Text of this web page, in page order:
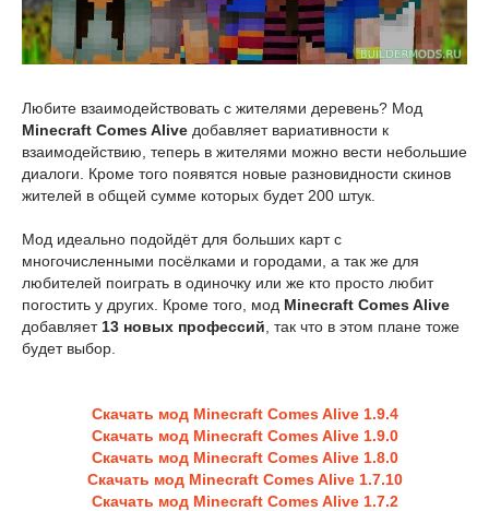
Любите взаимодействовать с жителями деревень? Мод
Minecraft Comes Alive добавляет вариативности к
взаимодействию, теперь в жителями можно вести небольшие
диалоги. Кроме того появятся новые разновидности скинов
жителей в общей сумме которых будет 200 штук.
Мод идеально подойдёт для больших карт с
многочисленными посёлками и городами, а так же для
любителей поиграть в одиночку или же кто просто любит
погостить у других. Кроме того, мод Minecraft Comes Alive
добавляет 13 новых профессий , так что в этом плане тоже
будет выбор.
Скачать мод Minecraft Comes Alive 1.9.4
Скачать мод Minecraft Comes Alive 1.9.0
Скачать мод Minecraft Comes Alive 1.8.0
Скачать мод Minecraft Comes Alive 1.7.10
Скачать мод Minecraft Comes Alive 1.7.2